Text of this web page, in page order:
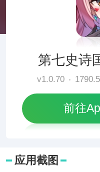
第七史诗
v1.0.70
前往
应用截图